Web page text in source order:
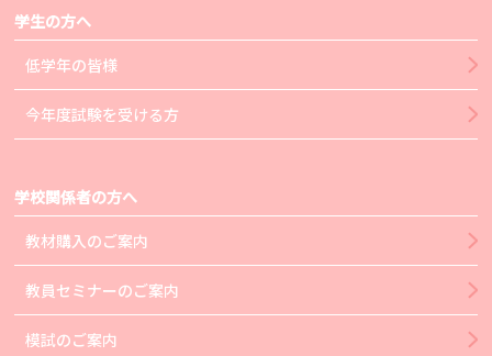
学生の方へ
低学年の皆様
今年度試験を受ける方
学校関係者の方へ
教材購入のご案内
教員セミナーのご案内
模試のご案内